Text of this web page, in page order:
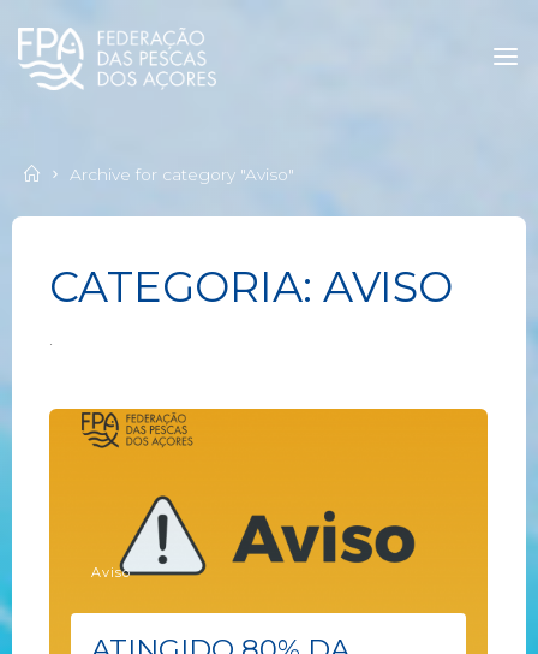
Archive for category "Aviso"
CATEGORIA: AVISO
.
Aviso